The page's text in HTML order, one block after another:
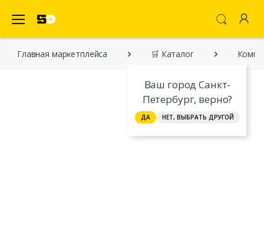
Ваш город Санкт-
Петербург, верно?
ДА НЕТ, ВЫБРАТЬ ДРУГОЙ
Главная марĸетплейса 🛒 Каталог